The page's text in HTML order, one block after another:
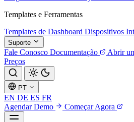
Templates e Ferramentas
Templates de Dashboard Dispositivos
Suporte
Fale Conosco Documentação Abrir
Preços
PT
EN DE ES FR
Agendar Demo
Começar Agora